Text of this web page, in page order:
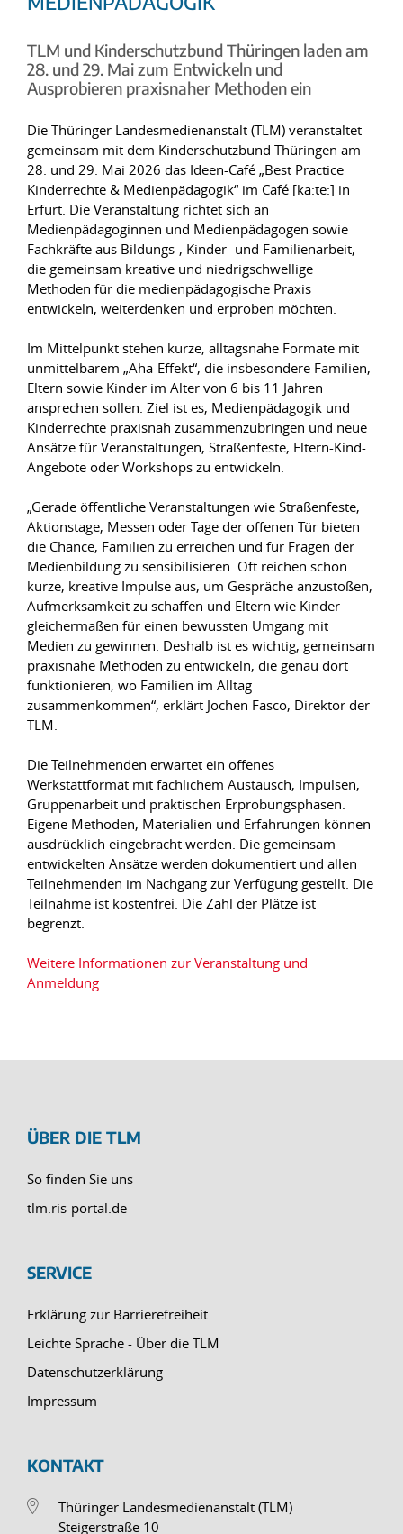
TLM und Kinderschutzbund Thüringen laden am
28. und 29. Mai zum Entwickeln und
Ausprobieren praxisnaher Methoden ein
Die Thüringer Landesmedienanstalt (TLM) veranstaltet
gemeinsam mit dem Kinderschutzbund Thüringen am
28. und 29. Mai 2026 das Ideen-Café „Best Practice
Kinderrechte & Medienpädagogik“ im Café [ka:te:] in
Erfurt. Die Veranstaltung richtet sich an
Medienpädagoginnen und Medienpädagogen sowie
Fachkräfte aus Bildungs-, Kinder- und Familienarbeit,
die gemeinsam kreative und niedrigschwellige
Methoden für die medienpädagogische Praxis
entwickeln, weiterdenken und erproben möchten.
Im Mittelpunkt stehen kurze, alltagsnahe Formate mit
unmittelbarem „Aha-Effekt“, die insbesondere Familien,
Eltern sowie Kinder im Alter von 6 bis 11 Jahren
ansprechen sollen. Ziel ist es, Medienpädagogik und
Kinderrechte praxisnah zusammenzubringen und neue
Ansätze für Veranstaltungen, Straßenfeste, Eltern-Kind-
Angebote oder Workshops zu entwickeln.
„Gerade öffentliche Veranstaltungen wie Straßenfeste,
Aktionstage, Messen oder Tage der offenen Tür bieten
die Chance, Familien zu erreichen und für Fragen der
Medienbildung zu sensibilisieren. Oft reichen schon
kurze, kreative Impulse aus, um Gespräche anzustoßen,
Aufmerksamkeit zu schaffen und Eltern wie Kinder
gleichermaßen für einen bewussten Umgang mit
Medien zu gewinnen. Deshalb ist es wichtig, gemeinsam
praxisnahe Methoden zu entwickeln, die genau dort
funktionieren, wo Familien im Alltag
zusammenkommen“, erklärt Jochen Fasco, Direktor der
TLM.
Die Teilnehmenden erwartet ein offenes
Werkstattformat mit fachlichem Austausch, Impulsen,
Gruppenarbeit und praktischen Erprobungsphasen.
Eigene Methoden, Materialien und Erfahrungen können
ausdrücklich eingebracht werden. Die gemeinsam
entwickelten Ansätze werden dokumentiert und allen
Teilnehmenden im Nachgang zur Verfügung gestellt. Die
Teilnahme ist kostenfrei. Die Zahl der Plätze ist
begrenzt.
Weitere Informationen zur Veranstaltung und
Anmeldung
ÜBER DIE TLM
So finden Sie uns
tlm.ris-portal.de
SERVICE
Erklärung zur Barrierefreiheit
Leichte Sprache - Über die TLM
Datenschutzerklärung
Impressum
KONTAKT
Thüringer Landesmedienanstalt (TLM)
Steigerstraße 10